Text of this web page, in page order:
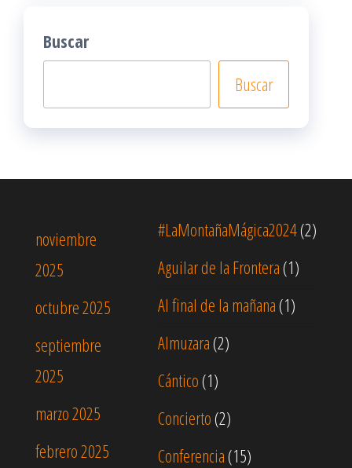
Buscar
Buscar
#LaMontañaMágica2024(2)
Aguilar de la Frontera (1)
Al final de la mañana (1)
Almuzara (2)
Cántico (1)
Concierto (2)
Conferencia (15)
noviembre
2025
octubre 2025
septiembre
2025
marzo 2025
febrero 2025